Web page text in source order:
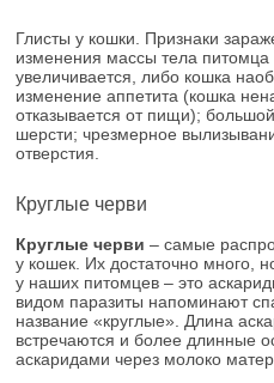
Глисты у кошки. Признаки
изменения массы тела питомца
увеличивается, либо кошка
изменение аппетита (кошка
отказывается от пищи);
шерсти; чрезмерное
отверстия.
Круглые черви
Круглые черви – самые
у кошек. Их достаточно много,
у наших питомцев – это
видом паразиты напоминают
название «круглые». Длина
встречаются и более длинные
аскаридами через молоко